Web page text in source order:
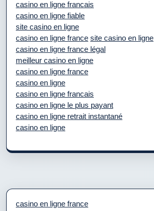
casino en ligne francais
casino en ligne fiable
site casino en ligne
casino en ligne france site casino en ligne
casino en ligne france légal
meilleur casino en ligne
casino en ligne france
casino en ligne
casino en ligne francais
casino en ligne le plus payant
casino en ligne retrait instantané
casino en ligne
casino en ligne france